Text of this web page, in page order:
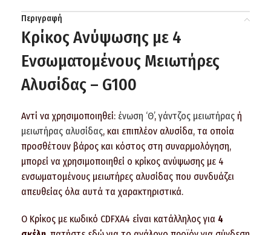
Περιγραφή
Κρίκος Ανύψωσης με 4
Ενσωματομένους Μειωτήρες
Αλυσίδας – G100
Αντί να χρησιμοποιηθεί: ένωση ‘Θ’,γάντζος μειωτήρας ή
μειωτήρας αλυσίδας, και επιπλέον αλυσίδα, τα οποία
προσθέτουν βάρος και κόστος στη συναρμολόγηση,
μπορεί να χρησιμοποιηθεί ο κρίκος ανύψωσης με 4
ενσωματομένους μειωτήρες αλυσίδας που συνδυάζει
απευθείας όλα αυτά τα χαρακτηριστικά.
Ο Κρίκος με κωδικό CDFXA4 είναι κατάλληλος για 4